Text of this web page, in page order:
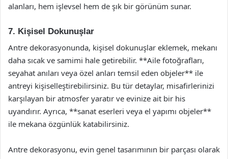
alanları, hem işlevsel hem de şık bir görünüm sunar.
7. Kişisel Dokunuşlar
Antre dekorasyonunda, kişisel dokunuşlar eklemek, mekanı
daha sıcak ve samimi hale getirebilir. **Aile fotoğrafları,
seyahat anıları veya özel anları temsil eden objeler** ile
antreyi kişiselleştirebilirsiniz. Bu tür detaylar, misafirlerinizi
karşılayan bir atmosfer yaratır ve evinize ait bir his
uyandırır. Ayrıca, **sanat eserleri veya el yapımı objeler**
ile mekana özgünlük katabilirsiniz.
Antre dekorasyonu, evin genel tasarımının bir parçası olarak